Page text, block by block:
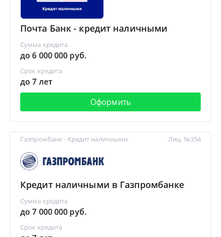
Почта Банк - кредит наличными
Сумма кредита
до 6 000 000 руб.
Срок кредита
до 7 лет
Оформить
Газпромбанк - Кредит наличными
Кредит наличными в Газпромбанке
Сумма кредита
до 7 000 000 руб.
Срок кредита
Лиц. №354